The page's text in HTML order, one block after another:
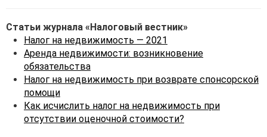
гражданин хочет
применить льготу по налогу
на недвижимость.
пунктом 15 статьи 232НК в
физическим лицом такого
уведомления, налоговая
Статьи журнала «Налоговый вестник»
Налог на недвижимость — 2021
Аренда недвижимости: возникновение
обязательства
Налог на недвижимость при возврате спонсорской
помощи
Как исчислить налог на недвижимость при
отсутствии оценочной стоимости?